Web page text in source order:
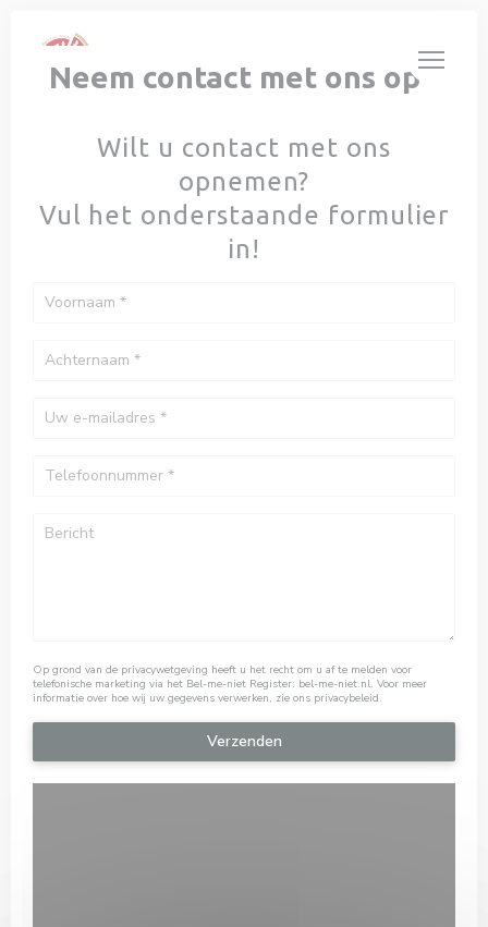
Neem contact met ons op
Wilt u contact met ons
opnemen?
Vul het onderstaande formulier
in!
Op grond van de privacywetgeving heeft u het recht om u af te melden voor
telefonische marketing via het Bel-me-niet Register: bel-me-niet.nl. Voor meer
informatie over hoe wij uw gegevens verwerken, zie ons privacybeleid.